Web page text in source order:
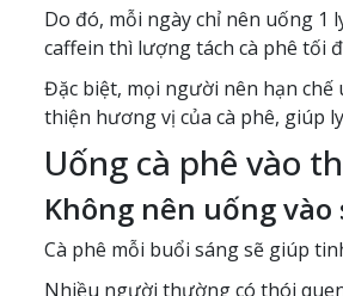
Do đó, mỗi ngày chỉ nên uống 1
caffein thì lượng tách cà phê tối
Đặc biệt, mọi người nên hạn
thiện hương vị của cà phê, giúp
Uống cà phê vào
Không nên uống
Cà phê mỗi buổi sáng sẽ giúp
Nhiều người thường có thói